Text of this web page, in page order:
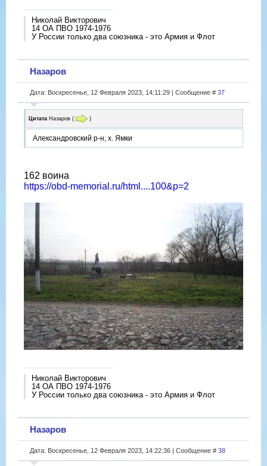
Николай Викторович
14 ОА ПВО 1974-1976
У России только два союзника - это Армия и Флот
Назаров
Дата: Воскресенье, 12 Февраля 2023, 14:11:29 | Сообщение # 37
Цитата Назаров ( )
Александровский р-н, х. Ямки
162 воина
https://obd-memorial.ru/html....100&p=2
Николай Викторович
14 ОА ПВО 1974-1976
У России только два союзника - это Армия и Флот
Назаров
Дата: Воскресенье, 12 Февраля 2023, 14:22:36 | Сообщение # 38